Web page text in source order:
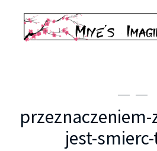
jest-